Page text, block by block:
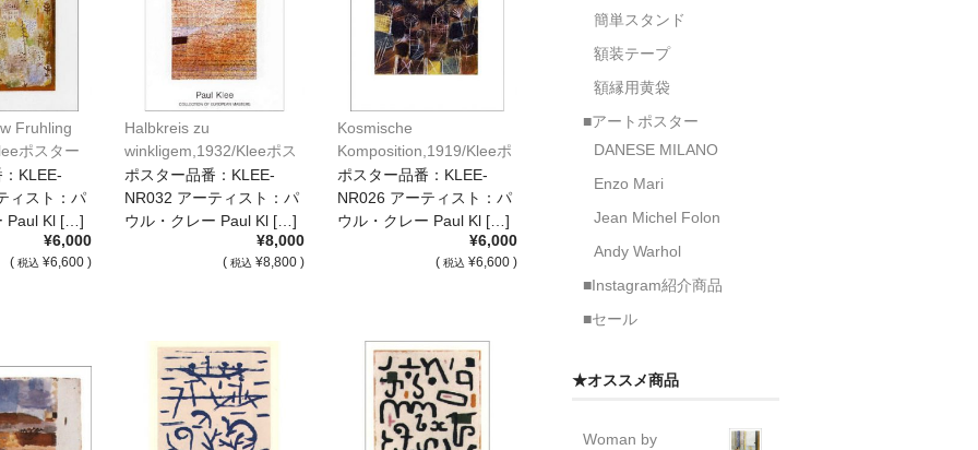
Fruhling
ポスター
KLEE-
ィスト：パ
Paul Kl […]
¥6,000
( 税込 ¥6,600 )
Halbkreis zu
winkligem,1932/Kleeポス
ター[NR032]
ポスター品番：KLEE-
NR032 アーティスト：パ
ウル・クレー Paul Kl […]
¥8,000
( 税込 ¥8,800 )
Kosmische
Komposition,1919/Kleeポ
スター[NR026]
ポスター品番：KLEE-
NR026 アーティスト：パ
ウル・クレー Paul Kl […]
¥6,000
( 税込 ¥6,600 )
簡単スタンド
額装テープ
額縁用黄袋
■アートポスター
DANESE MILANO
Enzo Mari
Jean Michel Folon
Andy Warhol
■Instagram紹介商品
■セール
★オススメ商品
Woman by